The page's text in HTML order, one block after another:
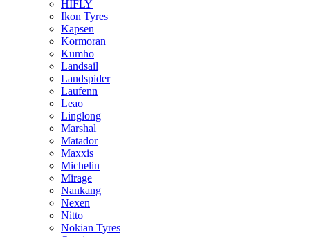
HIFLY
Ikon Tyres
Kapsen
Kormoran
Kumho
Landsail
Landspider
Laufenn
Leao
Linglong
Marshal
Matador
Maxxis
Michelin
Mirage
Nankang
Nexen
Nitto
Nokian Tyres